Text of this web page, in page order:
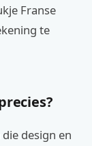
Franse
te
design en